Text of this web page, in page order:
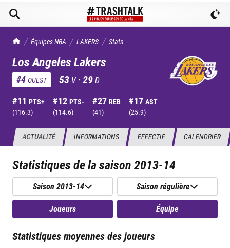
TrashTalk Actu NBA
Équipes NBA LAKERS Stats
Los Angeles Lakers
#4 OUEST 53 V ·29D
#11 PTS+
(116.3)
#12 PTS-
(114.6)
#27 REB
(41)
#17 AST
(25.9)
ACTUALITÉ INFORMATIONS EFFECTIF CALENDRIER
Statistiques de la saison2013-14
Saison 2013-14 Saison régulière
Joueurs Équipe
Statistiques moyennes des joueurs